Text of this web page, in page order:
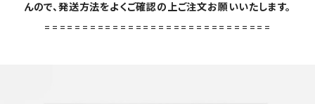
んので、発送方法をよくご確認の上ご注文お願いいたします。
==============================